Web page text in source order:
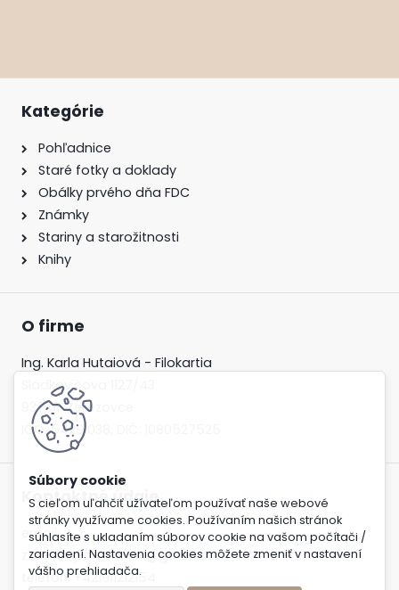
S cieľom uľahčiť užívateľom používať naše webové
stránky využívame cookies. Používaním našich stránok
súhlasíte s ukladaním súborov cookie na vašom počítači /
zariadení. Nastavenia cookies môžete zmeniť v nastavení
vášho prehliadača.
Kategórie
Pohľadnice
Staré fotky a doklady
Obálky prvého dňa FDC
Známky
Stariny a starožitnosti
Knihy
O firme
Ing. Karla Hutaiová - Filokartia
Sládkovičova 1127/43
937 01 Želiezovce
IČO: 54291038, DIČ: 1080527525
Kontaktné údaje
email:
zbierampohladnice@gmail.com
telefón: +421911212154